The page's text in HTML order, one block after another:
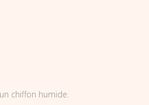
chiffon humide.